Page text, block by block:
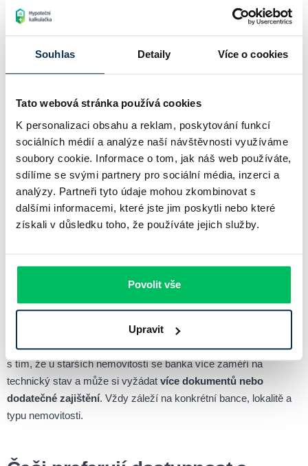
Souhlas Detaily Více o cookies
Tato webová stránka používá cookies
K personalizaci obsahu a reklam, poskytování funkcí
sociálních médií a analýze naší návštěvnosti využíváme
soubory cookie. Informace o tom, jak náš web používáte,
sdílíme se svými partnery pro sociální média, inzerci a
analýzy. Partneři tyto údaje mohou zkombinovat s
dalšími informacemi, které jste jim poskytli nebo které
získali v důsledku toho, že používáte jejich služby.
Povolit vše
Upravit
Nenechte si ujít klíčové novinky z hypotečního a realitního
Novostavba, nebo starší? Záleží
na prioritách
Neexistuje univerzální odpověď na otázku, zda je lepší koupit
novostavbu nebo starší nemovitost. Pokud hledáte bydlení bez
výbavou, a jste ochotni za to zaplatit, novostavba je ideální.
větší prostor, lepší dostupnost,
možnost úprav podle sebe a nižší pořizovací cenu, pak vám
Hypoteční financování je dnes možné u obou variant, ale počítejte
s tím, že u starších nemovitostí se banka více zaměří na
technický stav a může si vyžádat více dokumentů nebo
dodatečné zajištění. Vždy záleží na konkrétní bance, lokalitě a
typu nemovitosti.